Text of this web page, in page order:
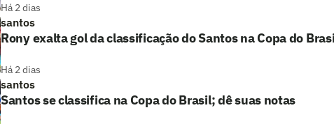
Há 2 dias
santos
Rony exalta gol da classificação do Santos na Copa do
Há 2 dias
santos
Santos se classifica na Copa do Brasil; dê suas notas